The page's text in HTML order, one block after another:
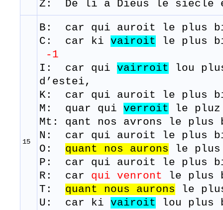
Z: De li a Dieus le siecle
15
B: car qui auroit le plus
C: car ki vairoit le plus
-1
I: car qui vairroit lou
d’estei,
K: car qui auroit le plus
M: quar qui verroit le pluz
Mt: qant nos avrons le
N: car qui auroit le plus
O: quant nos aurons le plus
P: car qui auroit le plus
R: ​ car qui venront le plus
T: quant nous aurons le
U: car ki vairoit lou plus